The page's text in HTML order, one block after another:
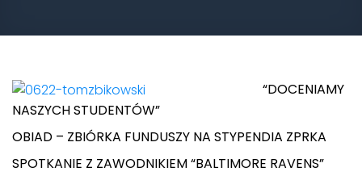
“DOCENIAMY
NASZYCH STUDENTÓW”
OBIAD – ZBIÓRKA FUNDUSZY NA STYPENDIA ZPRKA
SPOTKANIE Z ZAWODNIKIEM “BALTIMORE RAVENS”